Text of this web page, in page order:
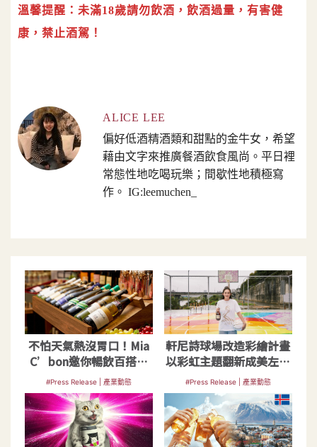
溫馨提醒：未滿18歲請勿飲酒，飲酒過量，有害健
康，禁止酒駕！
ALICE LEE
偏好低酒精酒類和甜點的金牛女，希望
藉由文字來推廣餐酒飲食風尚。平日裡
常態性地吃喝玩樂；間歇性地積極寫
作。 IG:leemuchen_
不怕天氣熱沒胃口！Mia
C’bon邀你暢飲百搭氣
泡酒 開啟浪漫七夕
#Press Release | 產業動態
軒尼詩球場改造彩繪計畫
以彩虹主題翻新成美左岸
河濱公園籃球場
#Press Release | 產業動態